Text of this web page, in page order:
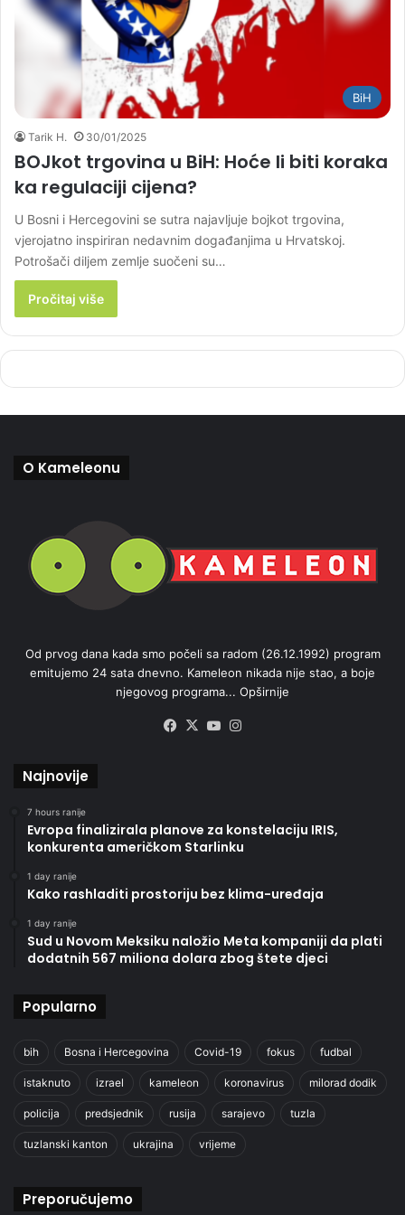
BiH
Tarik H. 30/01/2025
BOJkot trgovina u BiH: Hoće li biti koraka
ka regulaciji cijena?
U Bosni i Hercegovini se sutra najavljuje bojkot trgovina,
vjerojatno inspiriran nedavnim događanjima u Hrvatskoj.
Potrošači diljem zemlje suočeni su…
Pročitaj više
O Kameleonu
Od prvog dana kada smo počeli sa radom (26.12.1992) program
emitujemo 24 sata dnevno. Kameleon nikada nije stao, a boje
njegovog programa... Opširnije
Facebook
X YouTube
Najnovije
7 hours ranije
Evropa finalizirala planove za konstelaciju IRIS,
konkurenta američkom Starlinku
1 day ranije
Kako rashladiti prostoriju bez klima-uređaja
1 day ranije
Sud u Novom Meksiku naložio Meta kompaniji da plati
dodatnih 567 miliona dolara zbog štete djeci
Popularno
bih Bosna i Hercegovina Covid-19 fokus fudbal
istaknuto izrael kameleon koronavirus milorad dodik
policija predsjednik rusija sarajevo tuzla
tuzlanski kanton ukrajina vrijeme
Preporučujemo